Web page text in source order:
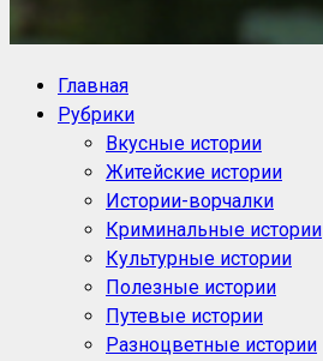
Блог историй NoorySan
Главная
Рубрики
Вкусные истории
Житейские истории
Истории-ворчалки
Криминальные истории
Культурные истории
Полезные истории
Путевые истории
Разноцветные истории